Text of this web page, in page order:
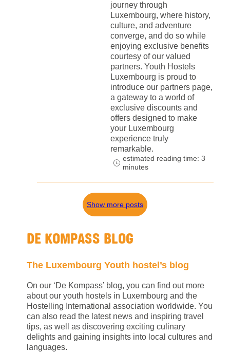
journey through
Luxembourg, where history,
culture, and adventure
converge, and do so while
enjoying exclusive benefits
courtesy of our valued
partners. Youth Hostels
Luxembourg is proud to
introduce our partners page,
a gateway to a world of
exclusive discounts and
offers designed to make
your Luxembourg
experience truly
remarkable.
estimated reading time: 3
minutes
Show more posts
DE KOMPASS BLOG
The Luxembourg Youth hostel’s blog
On our ‘De Kompass’ blog, you can find out more
about our youth hostels in Luxembourg and the
Hostelling International association worldwide. You
can also read the latest news and inspiring travel
tips, as well as discovering exciting culinary
delights and gaining insights into local cultures and
languages.